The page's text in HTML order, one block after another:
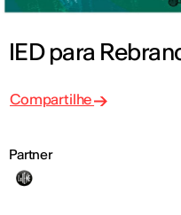
IED para
Partner
Compartilhe